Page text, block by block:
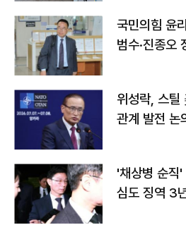
국민의힘 윤
범수·진종오
위성락, 스틸
관계 발전 논
'채상병 순직
심도 징역 3